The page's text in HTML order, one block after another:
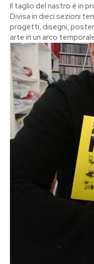
Il taglio del nastro è in
Divisa in dieci sezioni
progetti, disegni,
arte in un arco